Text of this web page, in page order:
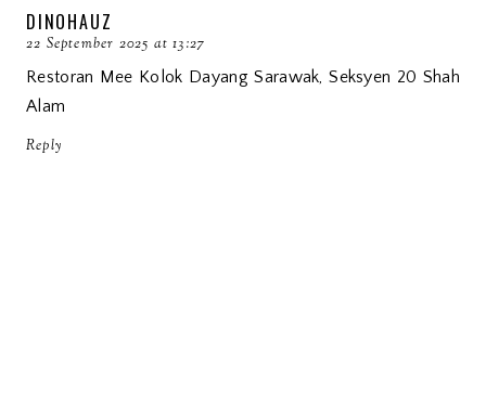
DINOHAUZ
22 September 2025 at 13:27
Restoran Mee Kolok Dayang Sarawak, Seksyen 20 Shah
Alam
Reply